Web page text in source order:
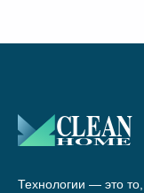
Технологии — это